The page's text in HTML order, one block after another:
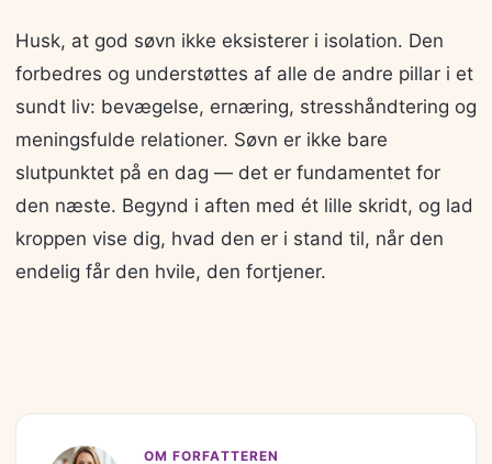
Husk, at god søvn ikke eksisterer i isolation. Den
forbedres og understøttes af alle de andre pillar i et
sundt liv: bevægelse, ernæring, stresshåndtering og
meningsfulde relationer. Søvn er ikke bare
slutpunktet på en dag — det er fundamentet for
den næste. Begynd i aften med ét lille skridt, og lad
kroppen vise dig, hvad den er i stand til, når den
endelig får den hvile, den fortjener.
OM FORFATTEREN